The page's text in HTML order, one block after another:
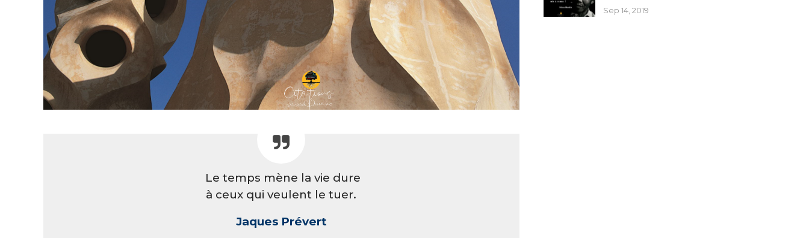
Le temps mène la vie dure
à ceux qui veulent le tuer.
Jaques Prévert
Sep 14, 2019